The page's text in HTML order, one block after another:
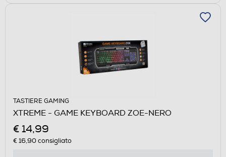
TASTIERE GAMING
XTREME - GAME KEYBOARD ZOE-NERO
€ 14,99
€ 16,90consigliato